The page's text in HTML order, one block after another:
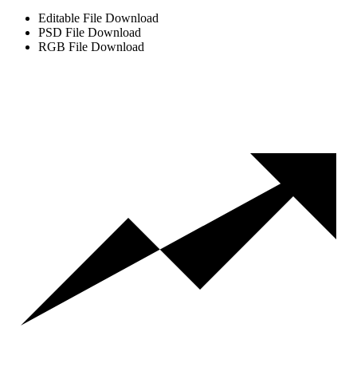
Editable File Download
PSD File Download
RGB File Download